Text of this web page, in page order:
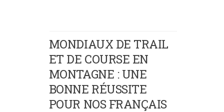
MONDIAUX DE TRAIL
ET DE COURSE EN
MONTAGNE : UNE
BONNE RÉUSSITE
POUR NOS FRANÇAIS